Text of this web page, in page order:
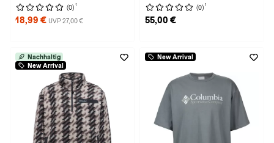
(0) 1
18,99 € UVP 27,00 €
(0) 1
55,00 €
Nachhaltig
New Arrival
New Arrival